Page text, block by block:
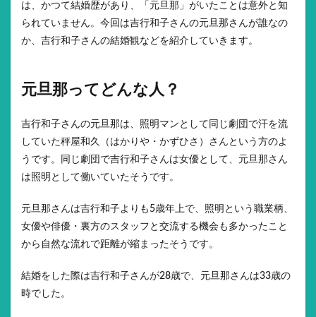
は、かつて結婚歴があり、「元旦那」がいたことは意外と知
られていません。今回は吉行和子さんの元旦那さんが誰なの
か、吉行和子さんの結婚観などを紹介していきます。
元旦那ってどんな人？
吉行和子さんの元旦那は、照明マンとして同じ劇団で汗を流
していた秤屋和久（はかりや・かずひさ）さんという方のよ
うです。同じ劇団で吉行和子さんは女優として、元旦那さん
は照明として働いていたそうです。
元旦那さんは吉行和子よりも5歳年上で、照明という職業柄、
女優や俳優・裏方のスタッフと交流する機会も多かったこと
から自然な流れで距離が縮まったそうです。
結婚をした際は吉行和子さんが28歳で、元旦那さんは33歳の
時でした。